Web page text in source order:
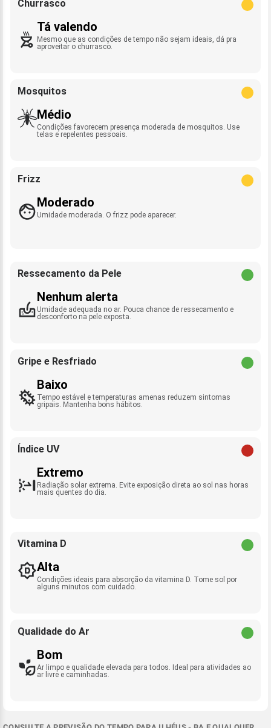
Churrasco
Tá valendo
Mesmo que as condições de tempo não sejam ideais, dá pra
aproveitar o churrasco.
Mosquitos
Médio
Condições favorecem presença moderada de mosquitos. Use
telas e repelentes pessoais.
Frizz
Moderado
Umidade moderada. O frizz pode aparecer.
Ressecamento da Pele
Nenhum alerta
Umidade adequada no ar. Pouca chance de ressecamento e
desconforto na pele exposta.
Gripe e Resfriado
Baixo
Tempo estável e temperaturas amenas reduzem sintomas
gripais. Mantenha bons hábitos.
Índice UV
Extremo
Radiação solar extrema. Evite exposição direta ao sol nas horas
mais quentes do dia.
Vitamina D
Alta
Condições ideais para absorção da vitamina D. Tome sol por
alguns minutos com cuidado.
Qualidade do Ar
Bom
Ar limpo e qualidade elevada para todos. Ideal para atividades ao
ar livre e caminhadas.